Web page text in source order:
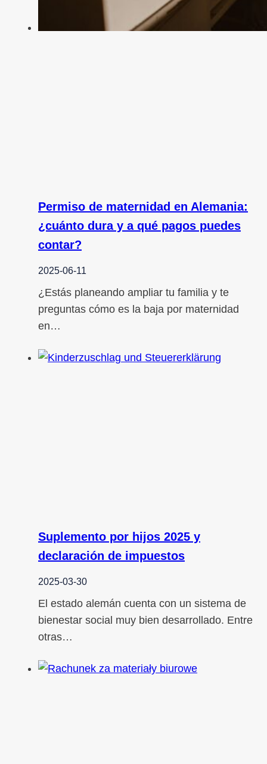
Permiso de maternidad en Alemania:
¿cuánto dura y a qué pagos puedes
contar?
2025-06-11
¿Estás planeando ampliar tu familia y te
preguntas cómo es la baja por maternidad
en…
Suplemento por hijos 2025 y
declaración de impuestos
2025-03-30
El estado alemán cuenta con un sistema de
bienestar social muy bien desarrollado. Entre
otras…